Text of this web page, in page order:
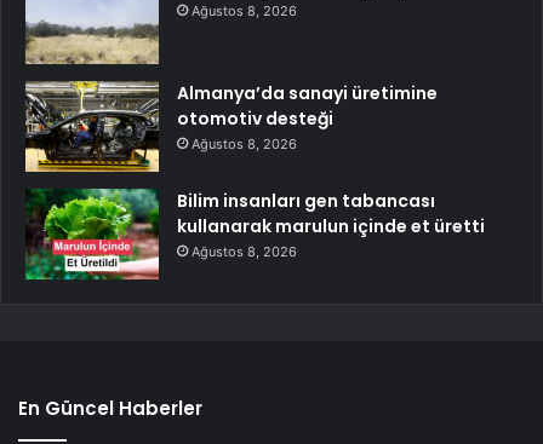
Ağustos 8, 2026
Almanya’da sanayi üretimine
otomotiv desteği
Ağustos 8, 2026
Bilim insanları gen tabancası
kullanarak marulun içinde et üretti
Ağustos 8, 2026
En Güncel Haberler